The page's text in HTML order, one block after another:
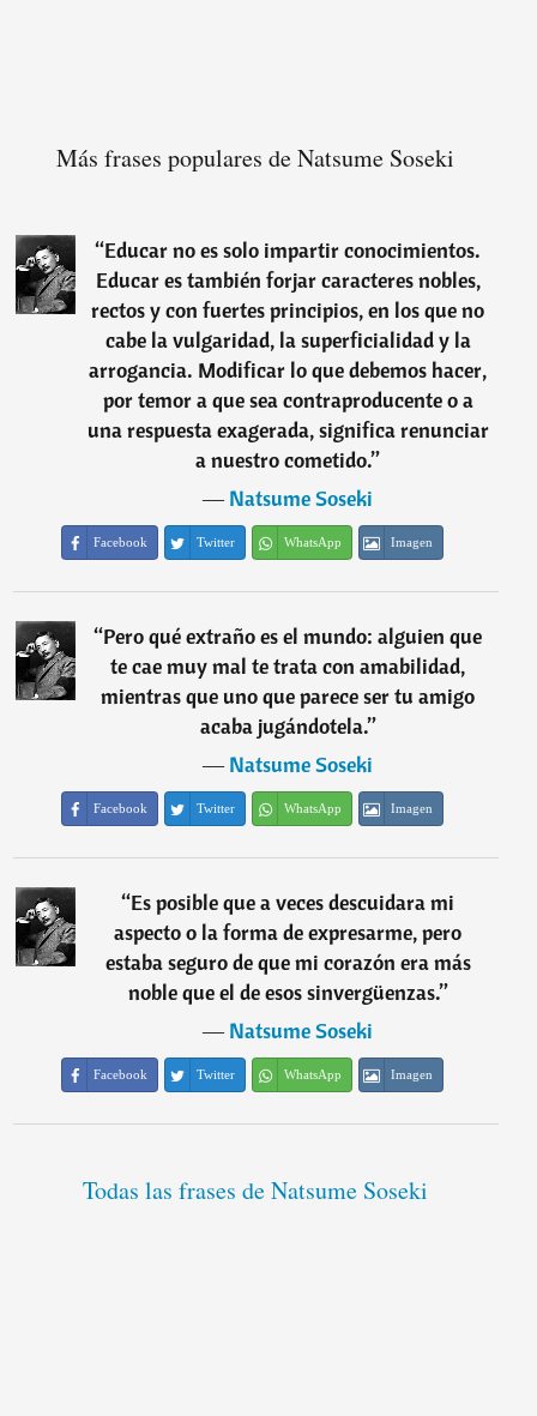
Más frases populares de Natsume Soseki
“Educar no es solo impartir conocimientos.
Educar es también forjar caracteres nobles,
rectos y con fuertes principios, en los que no
cabe la vulgaridad, la superficialidad y la
arrogancia. Modificar lo que debemos hacer,
por temor a que sea contraproducente o a
una respuesta exagerada, significa renunciar
a nuestro cometido.”
―Natsume Soseki
Facebook Twitter WhatsApp Imagen
“Pero qué extraño es el mundo: alguien que
te cae muy mal te trata con amabilidad,
mientras que uno que parece ser tu amigo
acaba jugándotela.”
―Natsume Soseki
Facebook Twitter WhatsApp Imagen
“Es posible que a veces descuidara mi
aspecto o la forma de expresarme, pero
estaba seguro de que mi corazón era más
noble que el de esos sinvergüenzas.”
―Natsume Soseki
Facebook Twitter WhatsApp Imagen
Todas las frases de Natsume Soseki